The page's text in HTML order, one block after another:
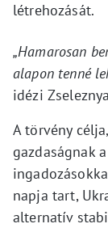
létrehozását.
„Hamarosan
alapon tenné
idézi
A törvény
gazdaságnak
napja tart,
alternatív